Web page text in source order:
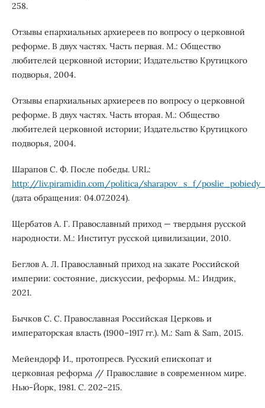
258.
Отзывы епархиальных архиереев по вопросу о церковной
реформе. В двух частях. Часть первая. М.: Общество
любителей церковной истории; Издательство Крутицкого
подворья, 2004.
Отзывы епархиальных архиереев по вопросу о церковной
реформе. В двух частях. Часть вторая. М.: Общество
любителей церковной истории; Издательство Крутицкого
подворья, 2004.
Шарапов С. Ф. После победы. URL:
http://liv.piramidin.com/politica/sharapov_s_f/
(дата обращения: 04.07.2024).
Щербатов А. Г. Православный приход — твердыня русской
народности. М.: Институт русской цивилизации, 2010.
Беглов А. Л. Православный приход на закате Российской
империи: состояние, дискуссии, реформы. М.: Индрик,
2021.
Бычков С. С. Православная Российская Церковь и
императорская власть (1900–1917 гг.). М.: Sam & Sam, 2015.
Мейендорф И., протопресв. Русский епископат и
церковная реформа // Православие в современном мире.
Нью-Йорк, 1981. С. 202–215.